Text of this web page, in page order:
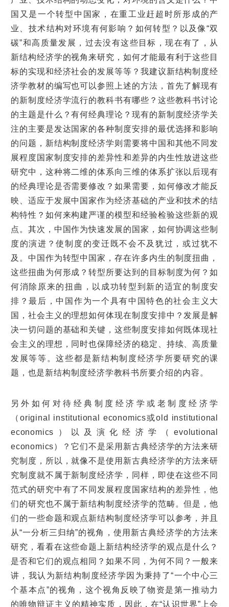
国又是一个转型中国家，在重工业赶超时所形成的产
业、技术结构对环境有何影响？如何转型？以及像“双
碳”和高质量发展，过去没有这些目标，现在有了，从
新结构经济学的视角来研究，如何才能最有利于这些目
标的实现和经济社会的发展等等？我建议新结构制度经
济学教材的编写也可以参照上述的方法，首先了解现有
的新制度经济学流行的教科书有哪些？这些教科书讨论
的主题是什么？有何经典理论？现有的新制度经济学关
注的主要是发达国家的各种制度安排的最优选择和影响
的问题，新结构制度经济学则需要将中国和其他不同发
展程度国家制度安排的差异性和差异的内生性放进这些
研究中，这种将二维的体系向三维的体系扩张以后现有
的经典理论是否需要修改？如果需要，如何修改才能反
映、适应于发展中国家作为经济基础的产业和技术的结
构特性？如何来构建严谨的模型和经验检验这些新的观
点。其次，中国作为快速发展的国家，如何协调这些制
度的演进？使制度的变迁既不会不及犹过，或过犹不
及。中国作为转型中国家，存在许多内生的制度扭曲，
这些扭曲为何形成？转型所要达到的目标制度为何？如
何消除原来的扭曲，以成功转型到新的适宜的制度安
排？最后，中国作为一个具有中国特色的社会主义大
国，社会主义的理想如何体现在制度安排中？发展是解
决一切问题的基础和关键，这些制度安排如何既体现社
会主义的理想，同时也保障经济的稳定、持续、高质量
发展等等。这些都是新结构制度经济学所要研究的课
题，也是新结构制度经济学教科书所要介绍的内容。
另外如何对待经典制度经济学或老制度经济学
（original institutional economics或old institutional
economics）以及演化经济学（evolutional
economics）？它们不是采用新古典经济学的方法来研
究制度，所以，就像不是使用新古典经济学的方法来研
究制度就不属于新制度经济学，同样，即使在这些不同
范式的研究中有了不同发展程度国家结构的差异性，他
们的研究也不属于新结构制度经济学的范畴。但是，他
们的一些命题和观点新结构制度经济学可以参考，并且
从“一分析三归纳”的视角，使用新古典经济学的方法来
研究，看看在这些命题上新结构经济学的观点是什么？
是否和它们的观点相同？如果不同，为何不同？一般来
讲，我认为新结构制度经济学因为秉持了“一个中心三
个基本点”的视角，这个视角反映了物资是第一推动力
的唯物辩证主义的精神实质，因此，在“认识世界”上会